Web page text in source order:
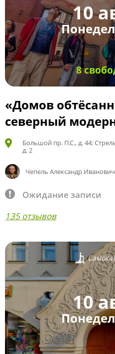
10
8
«Домов
северный
Большой пр. П.С., д. 44;
д. 2
Чепель Александр Иванович
Ожидание записи
135 отзывов
10